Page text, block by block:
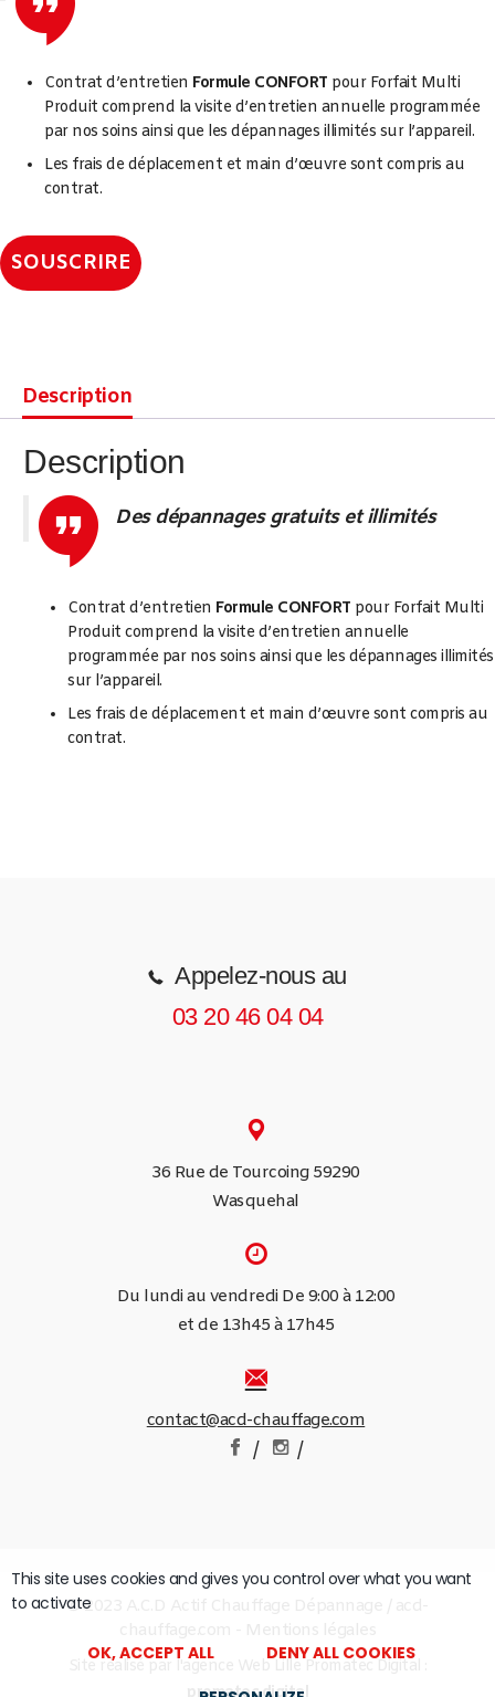
Contrat d’entretien Formule CONFORT pour Forfait Multi
Produit comprend la visite d’entretien annuelle programmée
par nos soins ainsi que les dépannages illimités sur l’appareil.
Les frais de déplacement et main d’œuvre sont compris au
contrat.
SOUSCRIRE
Description
Description
Des dépannages gratuits et illimités
Contrat d’entretien Formule CONFORT pour Forfait Multi
Produit comprend la visite d’entretien annuelle
programmée par nos soins ainsi que les dépannages illimités
sur l’appareil.
Les frais de déplacement et main d’œuvre sont compris au
contrat.
Appelez-nous au
03 20 46 04 04
36 Rue de Tourcoing 59290
Wasquehal
Du lundi au vendredi De 9:00 à 12:00
et de 13h45 à 17h45
contact@acd-chauffage.com
/ /
© 2023 A.C.D Actif Chauffage Dépannage / acd-
Site réalisé par
promatec.digital
This site uses cookies and gives you control over what you want
to activate
OK, ACCEPT ALL
DENY ALL COOKIES